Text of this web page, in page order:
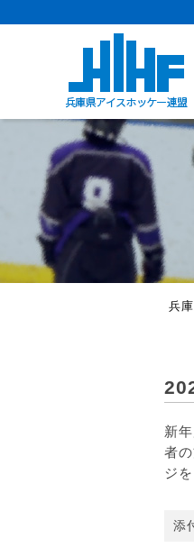
兵
新
者
ジ
添